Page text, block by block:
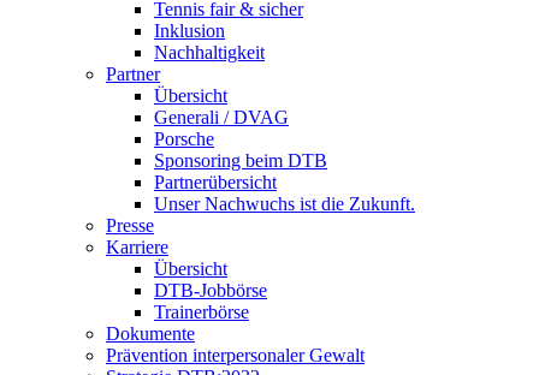
Tennis fair & sicher
Inklusion
Nachhaltigkeit
Partner
Übersicht
Generali / DVAG
Porsche
Sponsoring beim DTB
Partnerübersicht
Unser Nachwuchs ist die Zukunft.
Presse
Karriere
Übersicht
DTB-Jobbörse
Trainerbörse
Dokumente
Prävention interpersonaler Gewalt